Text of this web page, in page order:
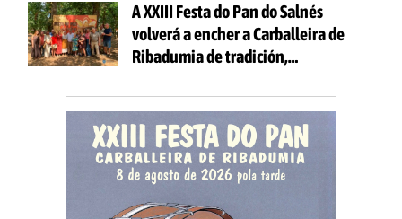
A XXIII Festa do Pan do Salnés
volverá a encher a Carballeira de
Ribadumia de tradición,
todas as idades